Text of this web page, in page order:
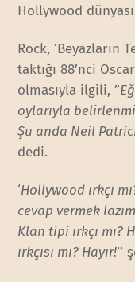
Hollywood
Rock, ‘Beyazların
taktığı 88’nci
olmasıyla ilgili, ”
oylarıyla
Şu anda Neil
dedi.
‘Hollywood ırkçı
cevap vermek
Klan tipi ırkçı mı?
ırkçısı mı? Hayır!’’